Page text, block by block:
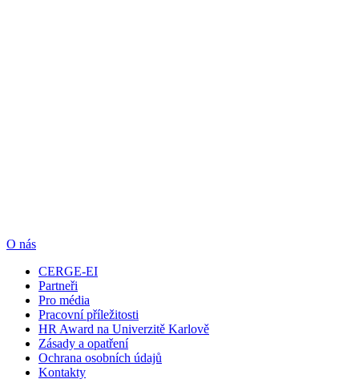
O nás
CERGE-EI
Partneři
Pro média
Pracovní příležitosti
HR Award na Univerzitě Karlově
Zásady a opatření
Ochrana osobních údajů
Kontakty